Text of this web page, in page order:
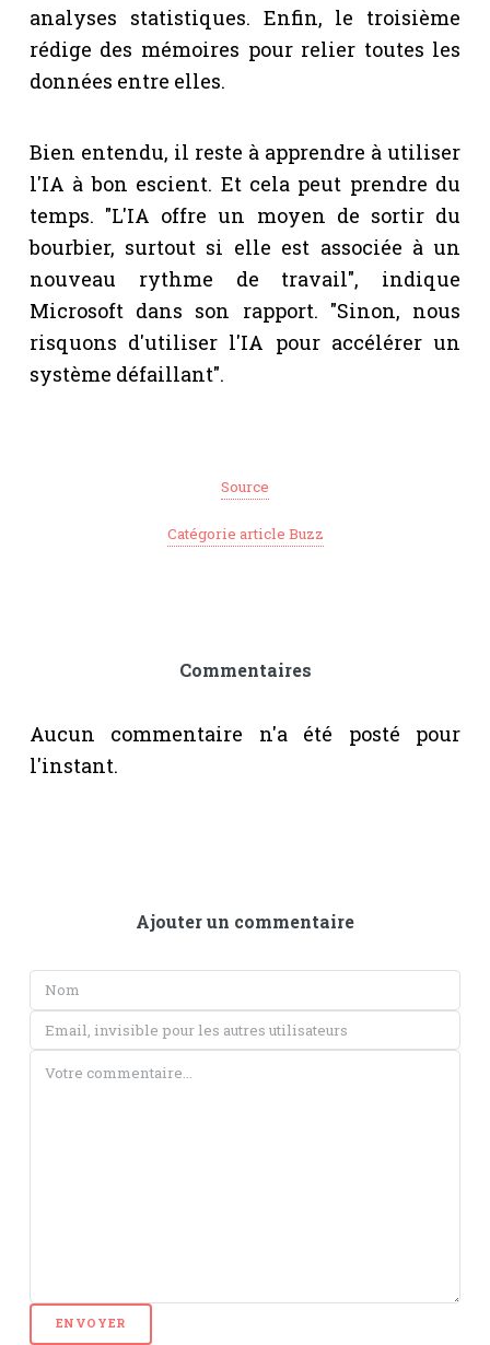
analyses statistiques. Enfin, le troisième
rédige des mémoires pour relier toutes les
données entre elles.
Bien entendu, il reste à apprendre à utiliser
l'IA à bon escient. Et cela peut prendre du
temps. "L'IA offre un moyen de sortir du
bourbier, surtout si elle est associée à un
nouveau rythme de travail", indique
Microsoft dans son rapport. "Sinon, nous
risquons d'utiliser l'IA pour accélérer un
système défaillant".
Source
Catégorie article Buzz
Ajouter un commentaire
Commentaires
Aucun commentaire n'a été posté pour
l'instant.